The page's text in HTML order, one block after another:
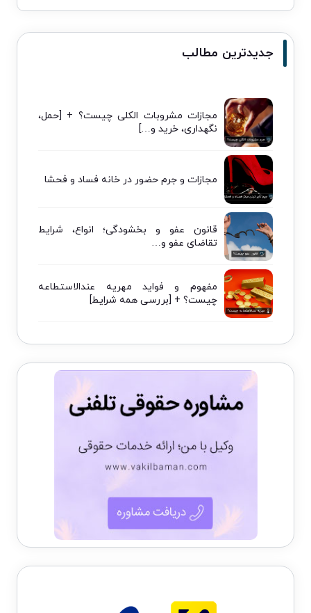
جدیدترین مطالب
مجازات مشروبات الکلی چیست؟ + [حمل،
نگهداری، خرید و…]
مجازات و جرم حضور در خانه فساد و فحشا
قانون عفو و بخشودگی؛ انواع، شرایط
تقاضای عفو و…
مفهوم و فواید مهریه عندالاستطاعه
چیست؟ + [بررسی همه شرایط]